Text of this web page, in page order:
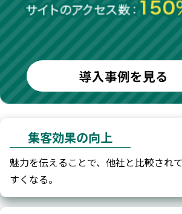
導入事例を見る
集客効果の向上
魅力を伝えることで、他社と比較され
すくなる。